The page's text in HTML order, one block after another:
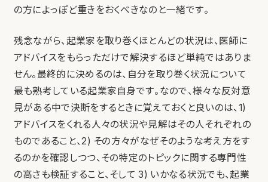
の方によっぽど重きをおくべきなのと一緒です。
残念ながら、起業家を取り巻くほとんどの状況は、医師に
アドバイスをもらっただけで解決するほど単純ではありま
せん。最終的に決めるのは、自分を取り巻く状況について
最も熟考している起業家自身です。なので、様々な反対意
見がある中で決断をするときに覚えておくと良いのは、1)
アドバイスをくれる人々の状況や見解はその人それぞれの
ものであること、2) その方々がなぜそのような考え方をす
るのかを確認しつつ、その特定のトピックに関する専門性
の高さも検証すること、そして 3) いかなる状況でも、起業